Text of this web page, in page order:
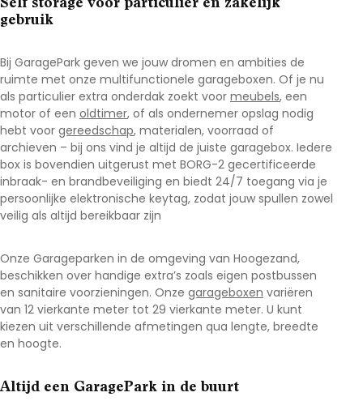
gebruik
Bij GaragePark geven we jouw dromen en ambities de
ruimte met onze multifunctionele garageboxen. Of je nu
als particulier extra onderdak zoekt voor meubels, een
motor of een oldtimer, of als ondernemer opslag nodig
hebt voor gereedschap, materialen, voorraad of
archieven – bij ons vind je altijd de juiste garagebox. Iedere
box is bovendien uitgerust met BORG-2 gecertificeerde
inbraak- en brandbeveiliging en biedt 24/7 toegang via je
persoonlijke elektronische keytag, zodat jouw spullen zowel
veilig als altijd bereikbaar zijn
Onze Garageparken in de omgeving van Hoogezand,
beschikken over handige extra’s zoals eigen postbussen
en sanitaire voorzieningen. Onze garageboxen variëren
van 12 vierkante meter tot 29 vierkante meter. U kunt
kiezen uit verschillende afmetingen qua lengte, breedte
en hoogte.
Altijd een GaragePark in de buurt